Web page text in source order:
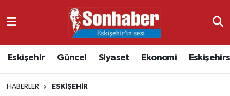
Eskişehir Güncel Siyaset Ekonomi
HABERLER ESKIŞEHIR
Ekonomi
Nöbetçi Eczaneler
Namaz Vakitleri